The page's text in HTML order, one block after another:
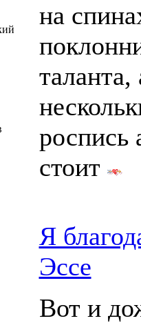
на
таланта,
роспись
стоит
Я
Эссе
Вот и